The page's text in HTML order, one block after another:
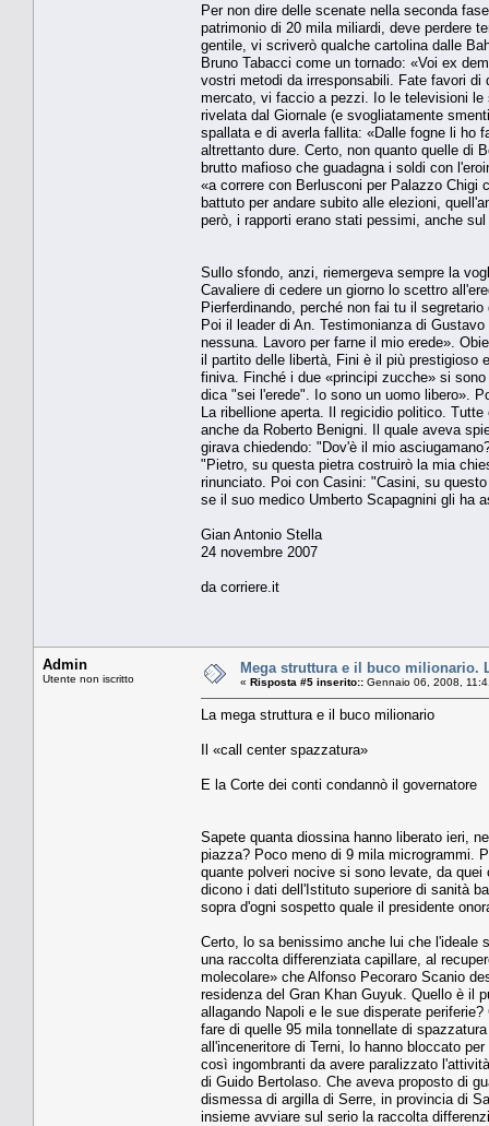
Per non dire delle scenate nella seconda
patrimonio di 20 mila miliardi, deve perdere
gentile, vi scriverò qualche cartolina dalle
Bruno Tabacci come un tornado: «Voi ex
vostri metodi da irresponsabili. Fate favori
mercato, vi faccio a pezzi. Io le televisioni
rivelata dal Giornale (e svogliatamente
spallata e di averla fallita: «Dalle fogne li ho
altrettanto dure. Certo, non quanto quelle di
brutto mafioso che guadagna i soldi con
«a correre con Berlusconi per Palazzo
battuto per andare subito alle elezioni,
però, i rapporti erano stati pessimi, anche
Sullo sfondo, anzi, riemergeva sempre la
Cavaliere di cedere un giorno lo scettro
Pierferdinando, perché non fai tu il
Poi il leader di An. Testimonianza di
nessuna. Lavoro per farne il mio erede».
il partito delle libertà, Fini è il più prestigioso
finiva. Finché i due «principi zucche» si
dica "sei l'erede". Io sono un uomo libero».
La ribellione aperta. Il regicidio politico.
anche da Roberto Benigni. Il quale aveva
girava chiedendo: "Dov'è il mio
"Pietro, su questa pietra costruirò la mia
rinunciato. Poi con Casini: "Casini, su
se il suo medico Umberto Scapagnini gli ha
Gian Antonio Stella
24 novembre 2007
da corriere.it
Admin
Utente non iscritto
Mega struttura e il buco milionario.
« Risposta #5 inserito:: Gennaio 06, 2008,
La mega struttura e il buco milionario
Il «call center spazzatura»
E la Corte dei conti condannò il governatore
Sapete quanta diossina hanno liberato ieri,
piazza? Poco meno di 9 mila microgrammi.
quante polveri nocive si sono levate, da
dicono i dati dell'Istituto superiore di sanità
sopra d'ogni sospetto quale il presidente
Certo, lo sa benissimo anche lui che l'ideale
una raccolta differenziata capillare, al
molecolare» che Alfonso Pecoraro Scanio
residenza del Gran Khan Guyuk. Quello è il
allagando Napoli e le sue disperate
fare di quelle 95 mila tonnellate di
all'inceneritore di Terni, lo hanno bloccato
così ingombranti da avere paralizzato
di Guido Bertolaso. Che aveva proposto di
dismessa di argilla di Serre, in provincia di
insieme avviare sul serio la raccolta